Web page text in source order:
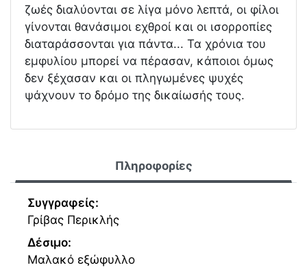
ζωές διαλύονται σε λίγα μόνο λεπτά, οι φίλοι
γίνονται θανάσιμοι εχθροί και οι ισορροπίες
διαταράσσονται για πάντα... Τα χρόνια του
εμφυλίου μπορεί να πέρασαν, κάποιοι όμως
δεν ξέχασαν και οι πληγωμένες ψυχές
ψάχνουν το δρόμο της δικαίωσής τους.
Πληροφορίες
Συγγραφείς:
Γρίβας Περικλής
Δέσιμο:
Μαλακό εξώφυλλο